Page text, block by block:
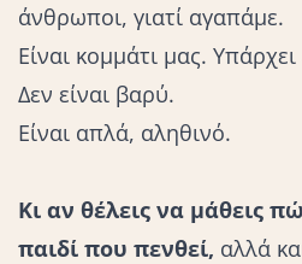
άνθρωποι, γιατί αγαπάμε.
Είναι κομμάτι μας. Υπάρχει
Δεν είναι βαρύ.
Είναι απλά, αληθινό.
Κι αν θέλεις να μάθεις
παιδί που πενθεί, αλλά